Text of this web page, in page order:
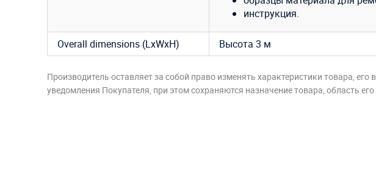
инструкция.
Overall dimensions (LxWxH) Высота 3 м
Производитель оставляет за собой право изменять характеристики товара,
уведомления Покупателя, при этом сохраняются назначение товара, область